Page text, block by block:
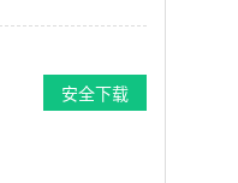
安全下载